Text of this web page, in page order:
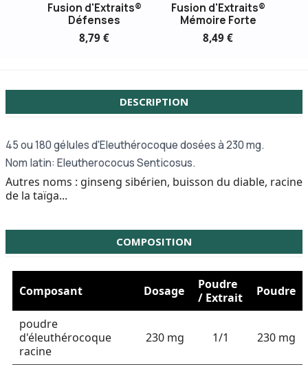
Fusion d'Extraits®
Défenses
8,79 €
Fusion d'Extraits®
Mémoire Forte
8,49 €
DESCRIPTION
45 ou180 gélules d'Eleuthérocoque dosées à 230 mg.
Nom latin: Eleutherococus Senticosus.
Autres noms : ginseng sibérien, buisson du diable, racine
de la taïga...
COMPOSITION
Composant Dosage
Poudre
/ Extrait
Poudre
poudre
d'éleuthérocoque
racine
230 mg 1/1 230 mg